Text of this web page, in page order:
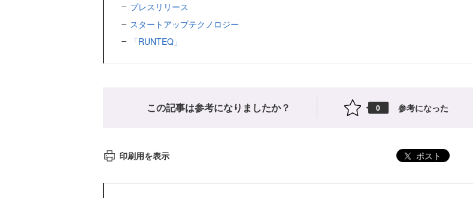
プレスリリース
スタートアップテクノロジー
「RUNTEQ」
この記事は参考になりましたか？ 0 参考になった
印刷用を表示 ポスト